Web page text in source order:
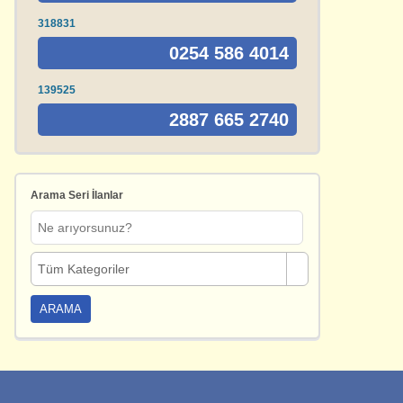
318831
0254 586 4014
139525
2887 665 2740
Arama Seri İlanlar
Tüm Kategoriler